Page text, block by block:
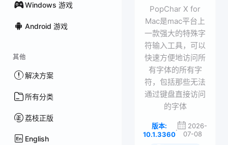
Windows 游戏
Android 游戏
其他
解决方案
所有分类
荔枝正版
English
PopChar X for
Mac是mac平台上
一款强大的特殊字
符输入工具，可以
快速方便地访问所
有字体的所有字
符，包括那些无法
通过键盘直接访问
的字体
版本:
10.1.3360
·
2026-
07-08